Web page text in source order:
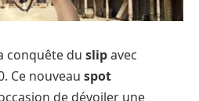
conquête du slipavec
Ce nouveau spot
de dévoiler une